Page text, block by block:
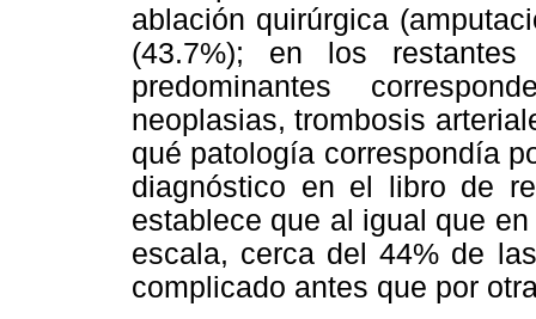
ablación quirúrgica
(43.7%); en los
predominantes
neoplasias, trombosis
qué patología correspondía
diagnóstico en el libro de
establece que al igual que
escala, cerca del 44% de
complicado antes que por